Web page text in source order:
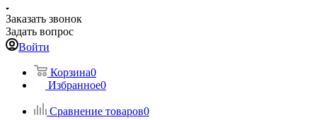
Заказать звонок
Задать вопрос
Войти
Корзина0
Избранное0
Сравнение товаров0